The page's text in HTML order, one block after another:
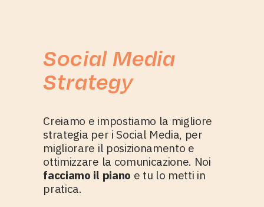
Social Media
Strategy
Creiamo e impostiamo la migliore
strategia per i Social Media, per
migliorare il posizionamento e
ottimizzare la comunicazione. Noi
facciamo il piano e tu lo metti in
pratica.